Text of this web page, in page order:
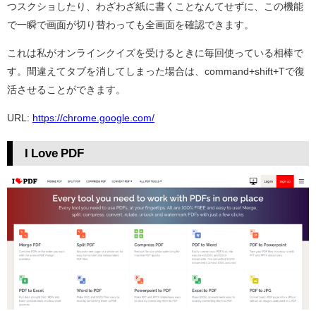
つスクショしたり、わざわざ紙に書くことなんてせずに、この機能
で一瞬で画面が切り替わっても全画面を確認できます。
これは私がオンラインクイズを受けるときに毎回使っている相棒で
す。間違えてタブを消してしまった場合は、command+shift+Tで復
活させることができます。
URL: https://chrome.google.com/
I Love PDF